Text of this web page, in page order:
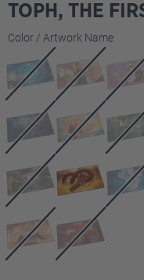
TOPH, THE
Seleziona
Color / Artwork Name